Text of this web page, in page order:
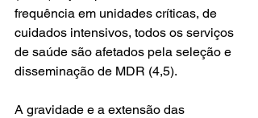
frequência em unidades críticas, de
cuidados intensivos, todos os serviços
de saúde são afetados pela seleção e
disseminação de MDR (4,5).
A gravidade e a extensão das